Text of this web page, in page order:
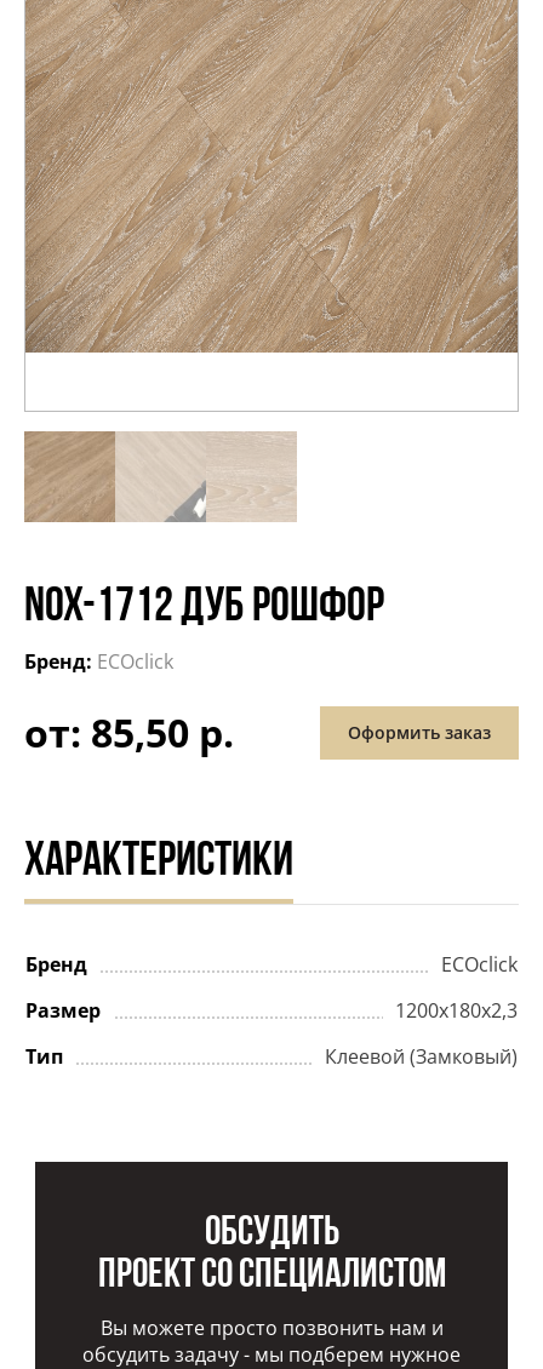
NOX-1712 ДУБ РОШФОР
Бренд: ECOclick
от: 85,50 р. Оформить заказ
ХАРАКТЕРИСТИКИ
Бренд
ECOclick
Размер
1200x180x2,3
Тип
Клеевой (Замковый)
Обсудить
проект со специалистом
Вы можете просто позвонить нам и
обсудить задачу - мы подберем нужное
Распродажа